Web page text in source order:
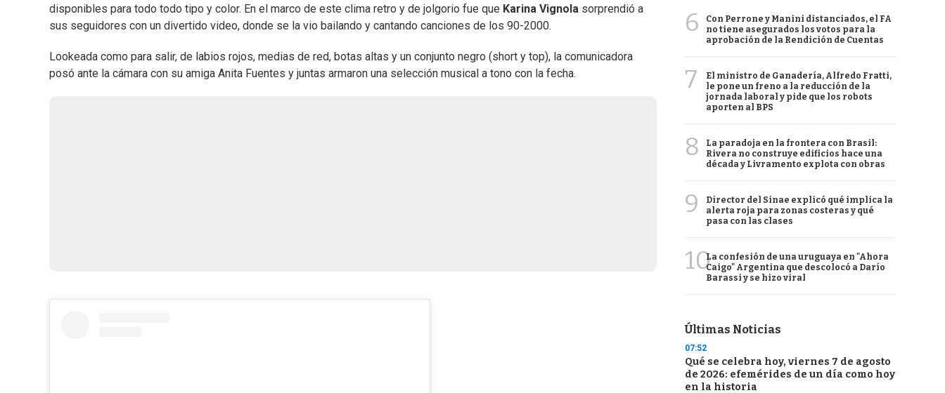
disponibles para todo todo tipo y color. En el marco de este clima retro y de jolgorio fue que Karina Vignola sorprendió a
sus seguidores con un divertido video, donde se la vio bailando y cantando canciones de los 90-2000.
Lookeada como para salir, de labios rojos, medias de red, botas altas y un conjunto negro (short y top), la comunicadora
posó ante la cámara con su amiga Anita Fuentes y juntas armaron una selección musical a tono con la fecha.
6
Con Perrone y Manini distanciados, el FA
no tiene asegurados los votos para la
aprobación de la Rendición de Cuentas
7
El ministro de Ganadería, Alfredo Fratti,
le pone un freno a la reducción de la
jornada laboral y pide que los robots
aporten al BPS
8
La paradoja en la frontera con Brasil:
Rivera no construye edificios hace una
década y Livramento explota con obras
9
Director del Sinae explicó qué implica la
alerta roja para zonas costeras y qué
pasa con las clases
10La confesión de una uruguaya en "Ahora
Caigo" Argentina que descolocó a Darío
Barassi y se hizo viral
Últimas Noticias
07:52
Qué se celebra hoy, viernes 7 de agosto
de 2026: efemérides de un día como hoy
en la historia